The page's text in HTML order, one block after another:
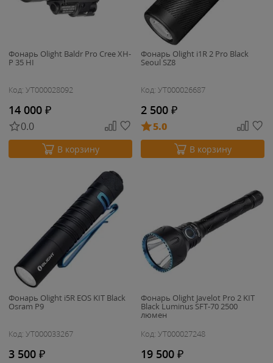
Фонарь Olight Baldr Pro Cree XH-
P 35 HI
Код: УТ000028092
14 000 ₽
0.0
В корзину
Фонарь Olight i1R 2 Pro Black
Seoul SZ8
Код: УТ000026687
2 500 ₽
5.0
В корзину
Фонарь Olight i5R EOS KIT Black
Osram P9
Код: УТ000033267
3 500 ₽
Фонарь Olight Javelot Pro 2 KIT
Black Luminus SFT-70 2500
люмен
Код: УТ000027248
19 500 ₽